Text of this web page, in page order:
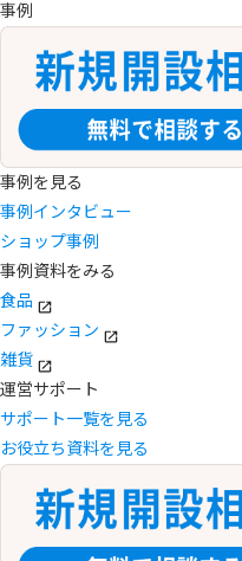
事例
事例を見る
事例インタビュー
ショップ事例
事例資料をみる
食品
ファッション
雑貨
運営サポート
サポート一覧を見る
お役立ち資料を見る